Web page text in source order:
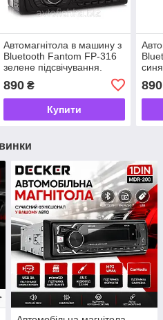
Автомагнітола в машину з
Bluetooth Fantom FP-316
зелене підсвічування.
890₴
Купити
синя
890